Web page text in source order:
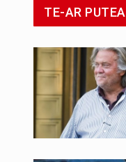
TE-AR